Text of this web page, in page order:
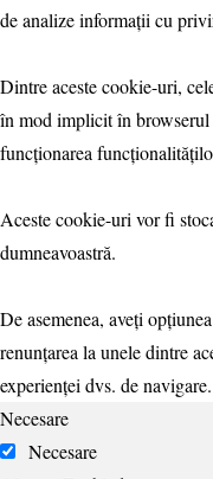
de analize informații cu
Dintre aceste cookie-uri,
în mod implicit în browserul
funcționarea
Aceste cookie-uri vor fi
dumneavoastră.
De asemenea, aveți
renunțarea la unele dintre
experienței dvs. de navigare.
Necesare
Necesare